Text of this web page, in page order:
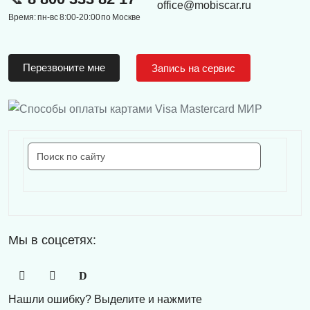
Время: пн-вс 8:00-20:00 по Москве
office@mobiscar.ru
Перезвоните мне Запись на сервис
Мы в соцсетях:
Нашли ошибку? Выделите и нажмите